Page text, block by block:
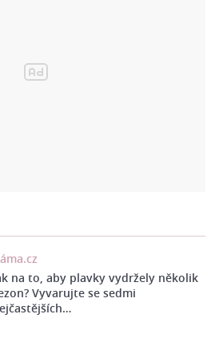
na to, aby plavky vydržely několik
Vyvarujte se sedmi